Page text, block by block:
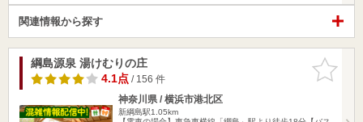
関連情報から探す
お気に入
りに追加
綱島源泉 湯けむりの庄
4.1点/ 156 件
神奈川県 / 横浜市港北区
新綱島駅1.05km